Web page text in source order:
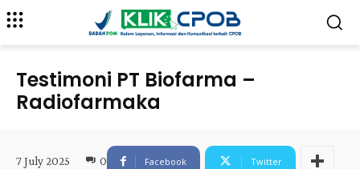
Testimoni PT Biofarma –
Radiofarmaka
7 July 2025 0 Facebook Twitter